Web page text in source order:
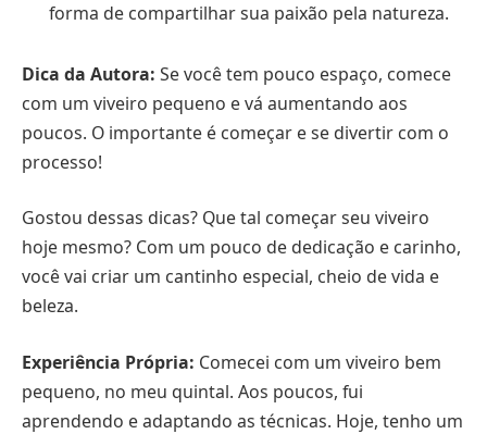
forma de compartilhar sua paixão pela natureza.
Dica da Autora: Se você tem pouco espaço, comece
com um viveiro pequeno e vá aumentando aos
poucos. O importante é começar e se divertir com o
processo!
Gostou dessas dicas? Que tal começar seu viveiro
hoje mesmo? Com um pouco de dedicação e carinho,
você vai criar um cantinho especial, cheio de vida e
beleza.
Experiência Própria: Comecei com um viveiro bem
pequeno, no meu quintal. Aos poucos, fui
aprendendo e adaptando as técnicas. Hoje, tenho um